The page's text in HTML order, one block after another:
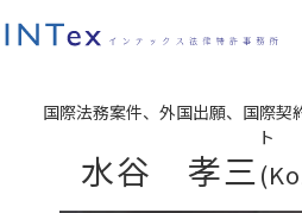
国際法務案件、外国出願、国際契
ト
水谷 孝三